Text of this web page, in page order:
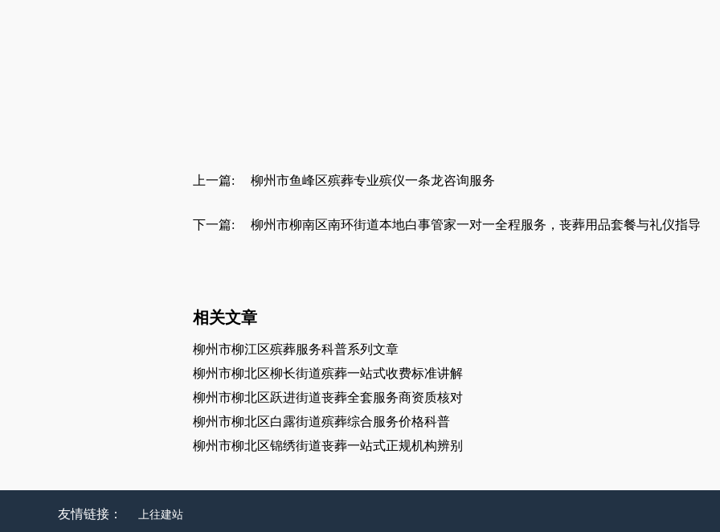
上一篇: 柳州市鱼峰区殡葬专业殡仪一条龙咨询服务
下一篇: 柳州市柳南区南环街道本地白事管家一对一全程服务，丧葬用品套餐与礼仪指导
相关文章
柳州市柳江区殡葬服务科普系列文章
柳州市柳北区柳长街道殡葬一站式收费标准讲解
柳州市柳北区跃进街道丧葬全套服务商资质核对
柳州市柳北区白露街道殡葬综合服务价格科普
柳州市柳北区锦绣街道丧葬一站式正规机构辨别
友情链接： 上往建站